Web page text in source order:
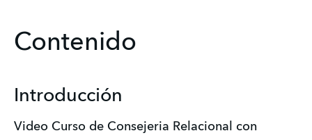
Contenido
Introducción
Video Curso de Consejeria Relacional con